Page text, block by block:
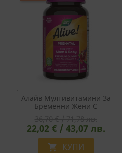
Алайв Мултивитамини За
Бременни Жени С
Multivitamin Gummies, 75
Желирани Таблетки
22,02 € / 43,07 лв.
 КУПИ